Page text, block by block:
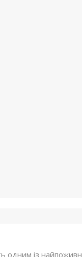
одним із